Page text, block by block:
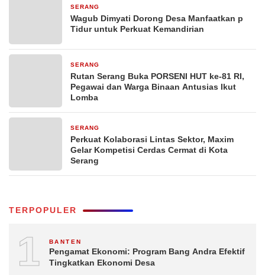
SERANG
Wagub Dimyati Dorong Desa Manfaatkan p
Tidur untuk Perkuat Kemandirian
SERANG
Rutan Serang Buka PORSENI HUT ke-81 RI,
Pegawai dan Warga Binaan Antusias Ikut
Lomba
SERANG
Perkuat Kolaborasi Lintas Sektor, Maxim
Gelar Kompetisi Cerdas Cermat di Kota
Serang
TERPOPULER
1 BANTEN
Pengamat Ekonomi: Program Bang Andra Efektif
Tingkatkan Ekonomi Desa